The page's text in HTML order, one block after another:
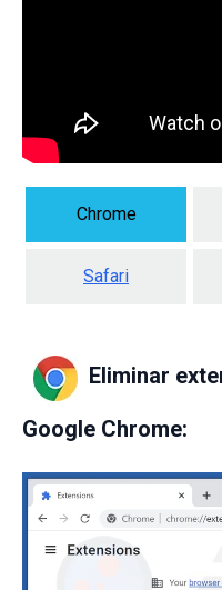
Chrome
Safari
Eliminar
Google Chrome: